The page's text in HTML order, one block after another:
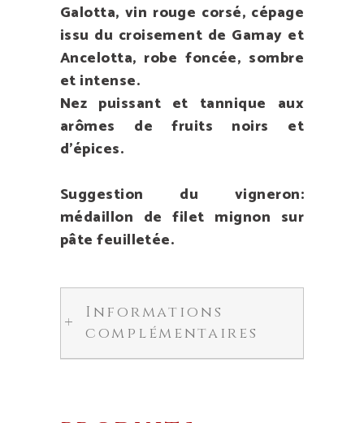
Galotta, vin rouge corsé, cépage
issu du croisement de Gamay et
Ancelotta, robe foncée, sombre
et intense.
Nez puissant et tannique aux
arômes de fruits noirs et
d’épices.
Suggestion du vigneron:
médaillon de filet mignon sur
pâte feuilletée.
Informations
complémentaires